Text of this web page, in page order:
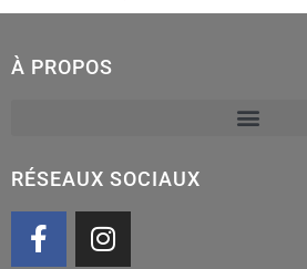
À PROPOS
RÉSEAUX SOCIAUX
F
a
I
n